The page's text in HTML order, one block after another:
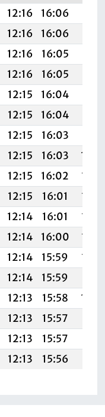
12:16 16:06
12:16 16:06
12:16 16:05
12:16 16:05
12:15 16:04
12:15 16:04
12:15 16:03
12:15 16:03
12:15 16:02
12:15 16:01
12:14 16:01
12:14 16:00
12:14 15:59
12:14 15:59
12:13 15:58
12:13 15:57
12:13 15:57
12:13 15:56